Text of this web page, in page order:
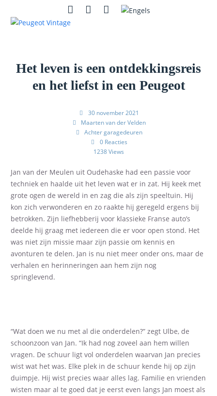
content
Instagram
Contact Zoeken
mobile
mobile
Het leven is een ontdekkingsreis
en het liefst in een Peugeot
30 november 2021
Maarten van der Velden
Achter garagedeuren
0 Reacties
1238 Views
Jan van der Meulen uit Oudehaske had een passie voor
techniek en haalde uit het leven wat er in zat. Hij keek met
grote ogen de wereld in en zagdie als zijn speeltuin. Hij
kon zich verwonderen en zo raakte hij geregeld ergens bij
betrokken. Zijn liefhebberij voor klassieke Franse auto’s
deelde hij graag met iedereen die er voor open stond. Het
was niet zijn missie maar zijn passie om kennis en
avonturen te delen. Jan is nu niet meer onder ons, maar de
verhalen en herinneringenaan hem zijn nog
springlevend.
“Wat doen we nu met al die onderdelen?” zegt Ulbe, de
schoonzoon van Jan. “Ik had nog zoveel aan hem willen
vragen. De schuur ligt vol onderdelen waarvan Jan precies
wist wat het was. Elke plek in de schuur kende hij op zijn
duimpje. Hij wist precies waar alles lag. Familie en vrienden
wisten maar al te goed dat je eerst even langs Jan moest als